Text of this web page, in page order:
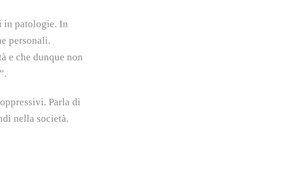
in patologie. In
personali.
e che dunque non
Parla di
nella società.